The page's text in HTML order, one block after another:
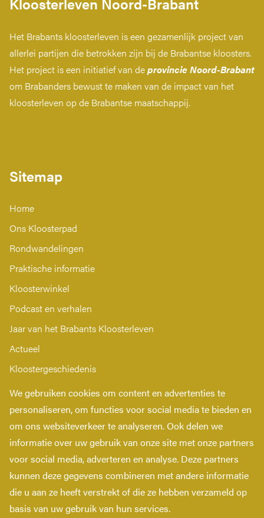
Het Brabants kloosterleven is een gezamenlijk project van
allerlei partijen die betrokken zijn bij de Brabantse kloosters.
Het project is een initiatief van deprovincie Noord-Brabant
om Brabanders bewust te maken van de impact van het
kloosterleven op de Brabantse maatschappij.
Sitemap
Home
Ons Kloosterpad
Rondwandelingen
Praktische informatie
Kloosterwinkel
Podcast en verhalen
Jaar van het Brabants Kloosterleven
Actueel
Kloostergeschiedenis
Nieuwsbrief
Contact
Privacy verklaring
Toegankelijkheidsverklaring
Copyright © 2026 Kloosterleven.
We gebruiken cookies om content en advertenties te
personaliseren, om functies voor social media te bieden en
om ons websiteverkeer te analyseren. Ook delen we
informatie over uw gebruik van onze site met onze partners
voor social media, adverteren en analyse. Deze partners
kunnen deze gegevens combineren met andere informatie
die u aan ze heeft verstrekt of die ze hebben verzameld op
basis van uw gebruik van hun services.